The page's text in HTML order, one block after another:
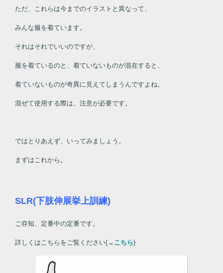
ただ、これらは今までのイラストと異なって、
みんな服を着ています。
それはそれでいいのですが、
服を着ているのと、着ていないものが混在すると、
着ていないものが奇異に見えてしまうんですよね。
混ぜて使用する際は、注意が必要です。
ではとりあえず、いってみましょう。
まずはこれから。
SLR(下肢伸展挙上訓練)
ご存知、定番中の定番です。
詳しくはこちらをご覧ください(→ こちら)